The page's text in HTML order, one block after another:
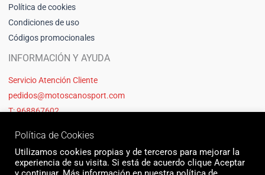
Política de cookies
Condiciones de uso
Códigos promocionales
INFORMACIÓN Y AYUDA
Servicio Atención Cliente
pedidos@motoscanosport.com
T: 968867602
Política de Cookies
Utilizamos cookies propias y de terceros para mejorar la
experiencia de su visita. Si está de acuerdo clique Aceptar